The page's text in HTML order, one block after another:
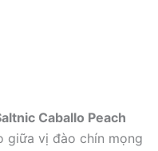
Caballo Peach
giữa vị đào chín mọng